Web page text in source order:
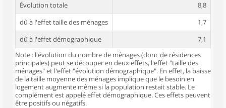
Évolution totale
8,8
dû à l'effet taille des ménages
1,7
dû à l'effet démographique
7,1
Note : l'évolution du nombre de ménages (donc de résidences
principales) peut se découper en deux effets, l'effet "taille des
ménages" et l'effet "évolution démographique". En effet, la baisse
de la taille moyenne des ménages implique que le besoin en
logement augmente même si la population restait stable. Le
complément est appelé effet démographique. Ces effets peuvent
être positifs ou négatifs.